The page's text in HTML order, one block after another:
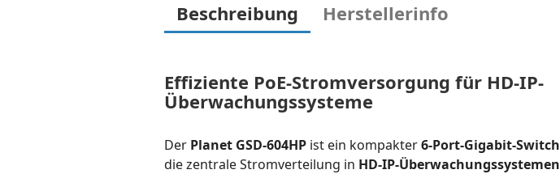
Beschreibung Herstellerinfo
Effiziente PoE-Stromversorgung für HD-IP-
Überwachungssysteme
Der Planet GSD-604HP ist ein kompakter6-Port-Gigabit-Switch
die zentrale Stromverteilung in HD-IP-Überwachungssystemen